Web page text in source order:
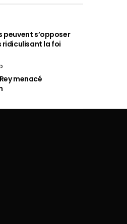
peuvent s’opposer
ridiculisant la foi
menacé